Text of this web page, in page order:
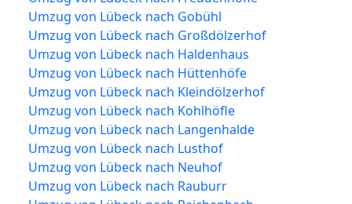
Umzug von Lübeck nach Gobühl
Umzug von Lübeck nach Großdölzerhof
Umzug von Lübeck nach Haldenhaus
Umzug von Lübeck nach Hüttenhöfe
Umzug von Lübeck nach Kleindölzerhof
Umzug von Lübeck nach Kohlhöfle
Umzug von Lübeck nach Langenhalde
Umzug von Lübeck nach Lusthof
Umzug von Lübeck nach Neuhof
Umzug von Lübeck nach Rauburr